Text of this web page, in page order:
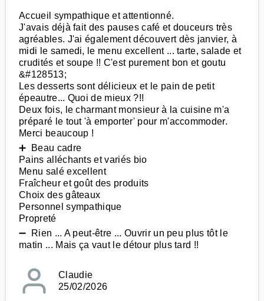
Accueil sympathique et attentionné.
J'avais déjà fait des pauses café et douceurs très
agréables. J'ai également découvert dès janvier, à
midi le samedi, le menu excellent ... tarte, salade et
crudités et soupe !! C'est purement bon et goutu
&#128513;
Les desserts sont délicieux et le pain de petit
épeautre... Quoi de mieux ?!!
Deux fois, le charmant monsieur à la cuisine m'a
préparé le tout 'à emporter' pour m'accommoder.
Merci beaucoup !
➕ Beau cadre
Pains alléchants et variés bio
Menu salé excellent
Fraîcheur et goût des produits
Choix des gâteaux
Personnel sympathique
Propreté
➖ Rien ... A peut-être ... Ouvrir un peu plus tôt le
matin ... Mais ça vaut le détour plus tard !!
Claudie
25/02/2026